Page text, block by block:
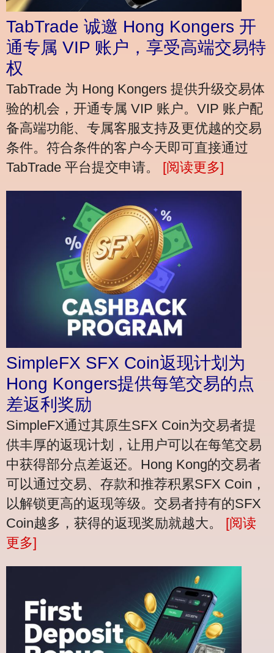
TabTrade 诚邀 Hong Kongers 开
通专属 VIP 账户，享受高端交易特
权
TabTrade 为 Hong Kongers 提供升级交易体
验的机会，开通专属 VIP 账户。VIP 账户配
备高端功能、专属客服支持及更优越的交易
条件。符合条件的客户今天即可直接通过
TabTrade 平台提交申请。
[阅读更多]
SimpleFX SFX Coin返现计划为
Hong Kongers提供每笔交易的点
差返利奖励
SimpleFX通过其原生SFX Coin为交易者提
供丰厚的返现计划，让用户可以在每笔交易
中获得部分点差返还。Hong Kong的交易者
可以通过交易、存款和推荐积累SFX Coin，
以解锁更高的返现等级。交易者持有的SFX
Coin越多，获得的返现奖励就越大。 [阅读
更多]